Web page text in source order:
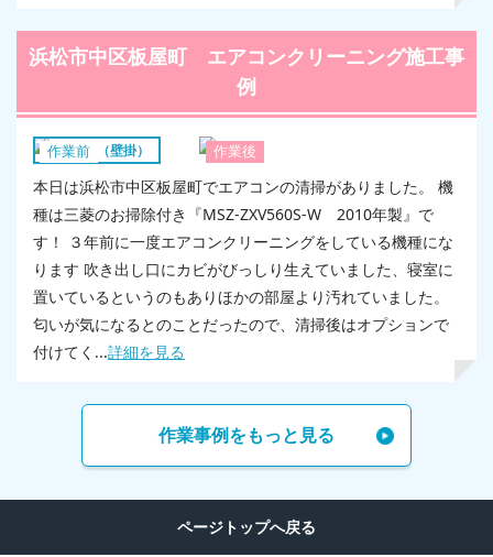
浜松市中区板屋町 エアコンクリーニング施工事
例
作業前 作業後
エアコン（壁掛）
本日は浜松市中区板屋町でエアコンの清掃がありました。 機
種は三菱のお掃除付き『MSZ-ZXV560S-W 2010年製』で
す！ ３年前に一度エアコンクリーニングをしている機種にな
ります 吹き出し口にカビがびっしり生えていました、寝室に
置いているというのもありほかの部屋より汚れていました。
匂いが気になるとのことだったので、清掃後はオプションで
付けてく...詳細を見る
作業事例をもっと見る